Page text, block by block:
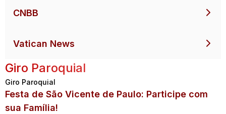
CNBB
Vatican News
Giro Paroquial
Giro Paroquial
Festa de São Vicente de Paulo: Participe com
sua Família!